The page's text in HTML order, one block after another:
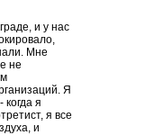
и у нас
Мне
не
Я
я
я все
и